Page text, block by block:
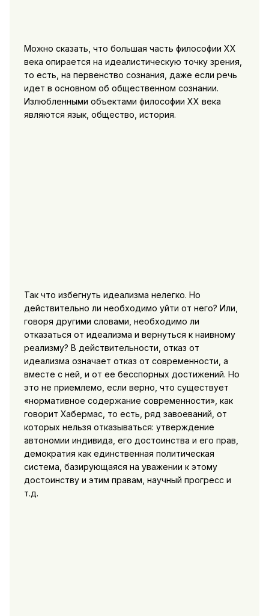
Можно сказать, что большая часть философии ХХ
века опирается на идеалистическую точку зрения,
то есть, на первенство сознания, даже если речь
идет в основном об общественном сознании.
Излюбленными объектами философии ХХ века
являются язык, общество, история.
Так что избегнуть идеализма нелегко. Но
действительно ли необходимо уйти от него? Или,
говоря другими словами, необходимо ли
отказаться от идеализма и вернуться к наивному
реализму? В действительности, отказ от
идеализма означает отказ от современности, а
вместе с ней, и от ее бесспорных достижений. Но
это не приемлемо, если верно, что существует
«нормативное содержание современности», как
говорит Хабермас, то есть, ряд завоеваний, от
которых нельзя отказываться: утверждение
автономии индивида, его достоинства и его прав,
демократия как единственная политическая
система, базирующаяся на уважении к этому
достоинству и этим правам, научный прогресс и
т.д.